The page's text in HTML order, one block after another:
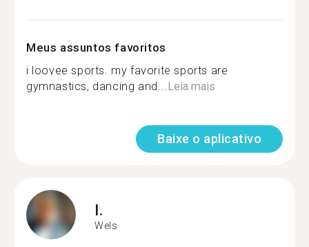
Meus assuntos favoritos
i loovee sports. my favorite sports are
gymnastics, dancing and...Leia mais
Baixe o aplicativo
I.
Wels